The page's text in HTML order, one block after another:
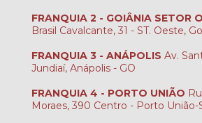
FRANQUIA 2 - GOIÂNIA SETOR
Brasil Cavalcante, 31 - ST. Oeste,
FRANQUIA 3 - ANÁPOLIS Av.
Jundiaí, Anápolis - GO
FRANQUIA 4 - PORTO UNIÃO
Moraes, 390 Centro - Porto União-